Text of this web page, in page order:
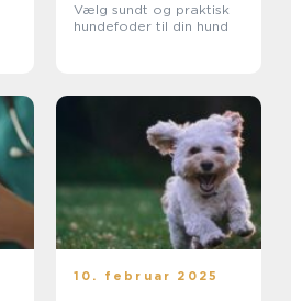
Vælg sundt og praktisk
hundefoder til din hund
10. februar 2025